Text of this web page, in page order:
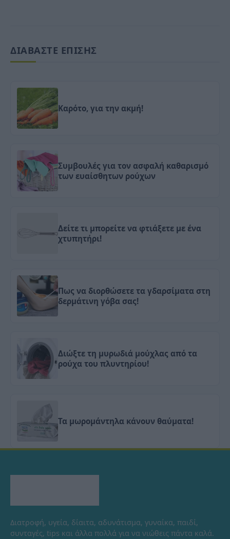
ΔΙΑΒΑΣΤΕ ΕΠΙΣΗΣ
Καρότο, για την ακμή!
Συμβουλές για τον ασφαλή καθαρισμό
των ευαίσθητων ρούχων
Δείτε τι μπορείτε να φτιάξετε με ένα
χτυπητήρι!
Πως να διορθώσετε τα γδαρσίματα στη
δερμάτινη γόβα σας!
Διώξτε τη μυρωδιά μούχλας από τα
ρούχα του πλυντηρίου!
Τα μωρομάντηλα κάνουν θαύματα!
Διατροφή, υγεία, δίαιτα, αδυνάτισμα, γυναίκα, παιδί,
συνταγές, tips και άλλα πολλά για να νιώθεις πάντα καλά.